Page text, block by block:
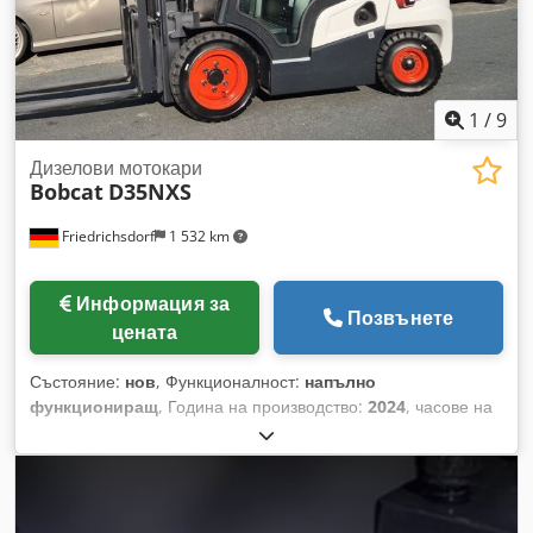
1 /9
Friedrichsdorf 1 532 km
Дизелови мотокари
Bobcat D35NXS
Информация за
цената
Позвънете
Състояние: нов, Функционалност: напълно
функциониращ, Година на производство: 2024, часове на
, товароносимост:3 500 кг
повдигане:4 820 мм, свободно повдигане:1 400 мм, тип
, строителна височина:
, ширина на